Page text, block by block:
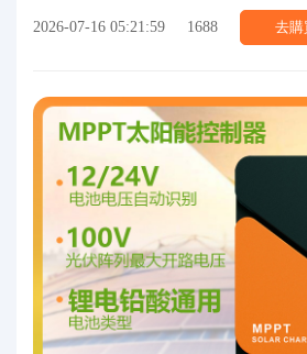
2026-07-16 05:21:59 1688 去購